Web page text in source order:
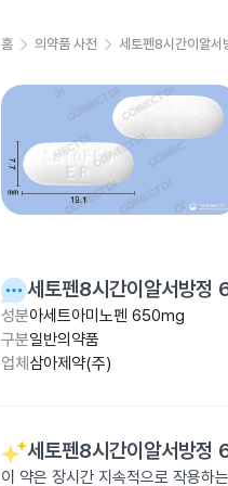
홈 의약품 사전 세토펜8시간이알
세토펜8시간이알서방
성분아세트아미노펜 650mg
구분일반의약품
업체 삼아제약(주)
세토펜8시간이알서방
이 약은 장시간 지속적으로 작용하